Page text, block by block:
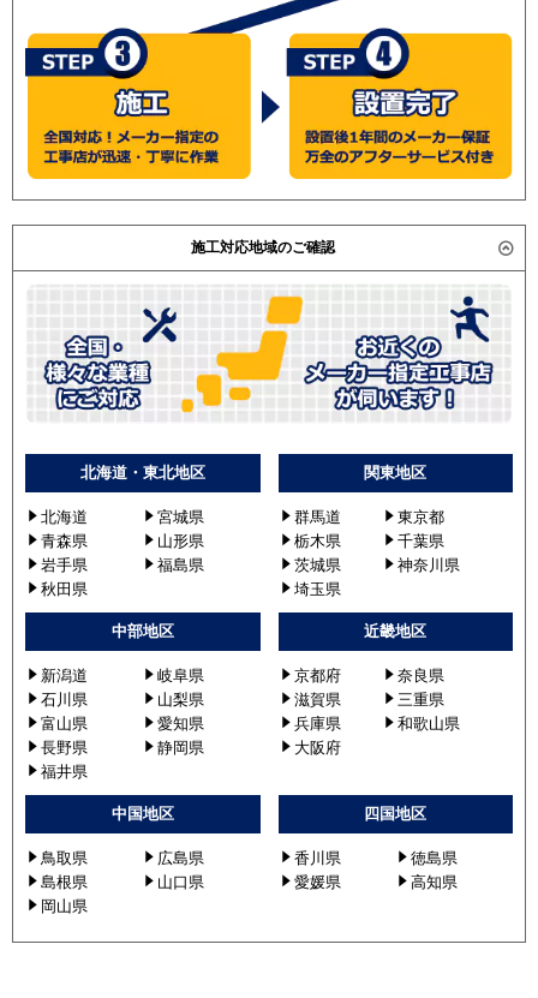
RFXA05633JBU
RFXA05633BU
PSZ-ZRMP56SKV
PSZ-ZRMP56KV
PSZ-ZRMP56SKR
PSZ-ZRMP56KR
PSZ-ZRMP56K2
PSZ-ZRMP56SKY
PSZ-ZRMP56KY
PSZ-ZRMP56SKZ
PSZ-ZRMP56KZ
PSZ-ZRMP56SK3
PSZ-ZRMP56K3
PSZ-ZRMP56K4
PSZ-ZRMP56K5
日立
RPV-GP56RGHJ1
RPV-GP56RGH1
RPV-AP56GH6
RPV-GP56RGHJ3
RPV-GP56RGH3
RPV-GP56RGHJ2
RPV-GP56RGH
RPV-AP56GHJ5
施工対応地域のご確認
北海道・東北地区
北海道
宮城県
青森県
山形県
岩手県
福島県
秋田県
関東地区
群馬道
東京都
栃木県
千葉県
茨城県
神奈川県
埼玉県
中部地区
新潟道
岐阜県
石川県
山梨県
富山県
愛知県
長野県
静岡県
福井県
近畿地区
京都府
奈良県
滋賀県
三重県
兵庫県
和歌山県
大阪府
中国地区
鳥取県
広島県
島根県
山口県
岡山県
四国地区
香川県
徳島県
愛媛県
高知県